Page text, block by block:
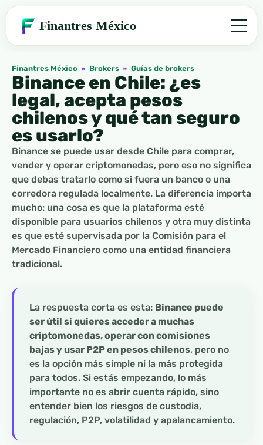
Finantres México
Finantres México » Brokers » Guías de brokers
Binance en Chile: ¿es
legal, acepta pesos
chilenos y qué tan seguro
es usarlo?
Binance se puede usar desde Chile para comprar,
vender y operar criptomonedas, pero eso no significa
que debas tratarlo como si fuera un banco o una
corredora regulada localmente. La diferencia importa
mucho: una cosa es que la plataforma esté
disponible para usuarios chilenos y otra muy distinta
es que esté supervisada por la Comisión para el
Mercado Financiero como una entidad financiera
tradicional.
La respuesta corta es esta: Binance puede
ser útil si quieres acceder a muchas
criptomonedas, operar con comisiones
bajas y usar P2P en pesos chilenos, pero no
es la opción más simple ni la más protegida
para todos. Si estás empezando, lo más
importante no es abrir cuenta rápido, sino
entender bien los riesgos de custodia,
regulación, P2P, volatilidad y apalancamiento.